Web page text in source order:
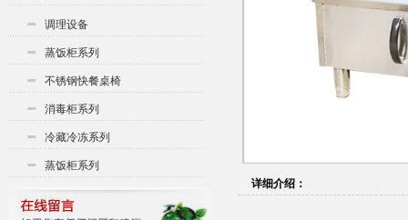
调理设备
蒸饭柜系列
不锈钢快餐桌椅
消毒柜系列
冷藏冷冻系列
蒸饭柜系列
详细介绍：